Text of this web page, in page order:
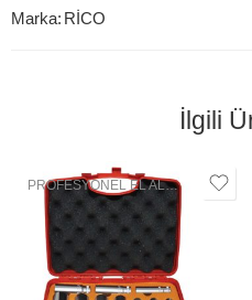
Marka: RİCO
İlgili
PROFESYONEL EL ALETLERI ,